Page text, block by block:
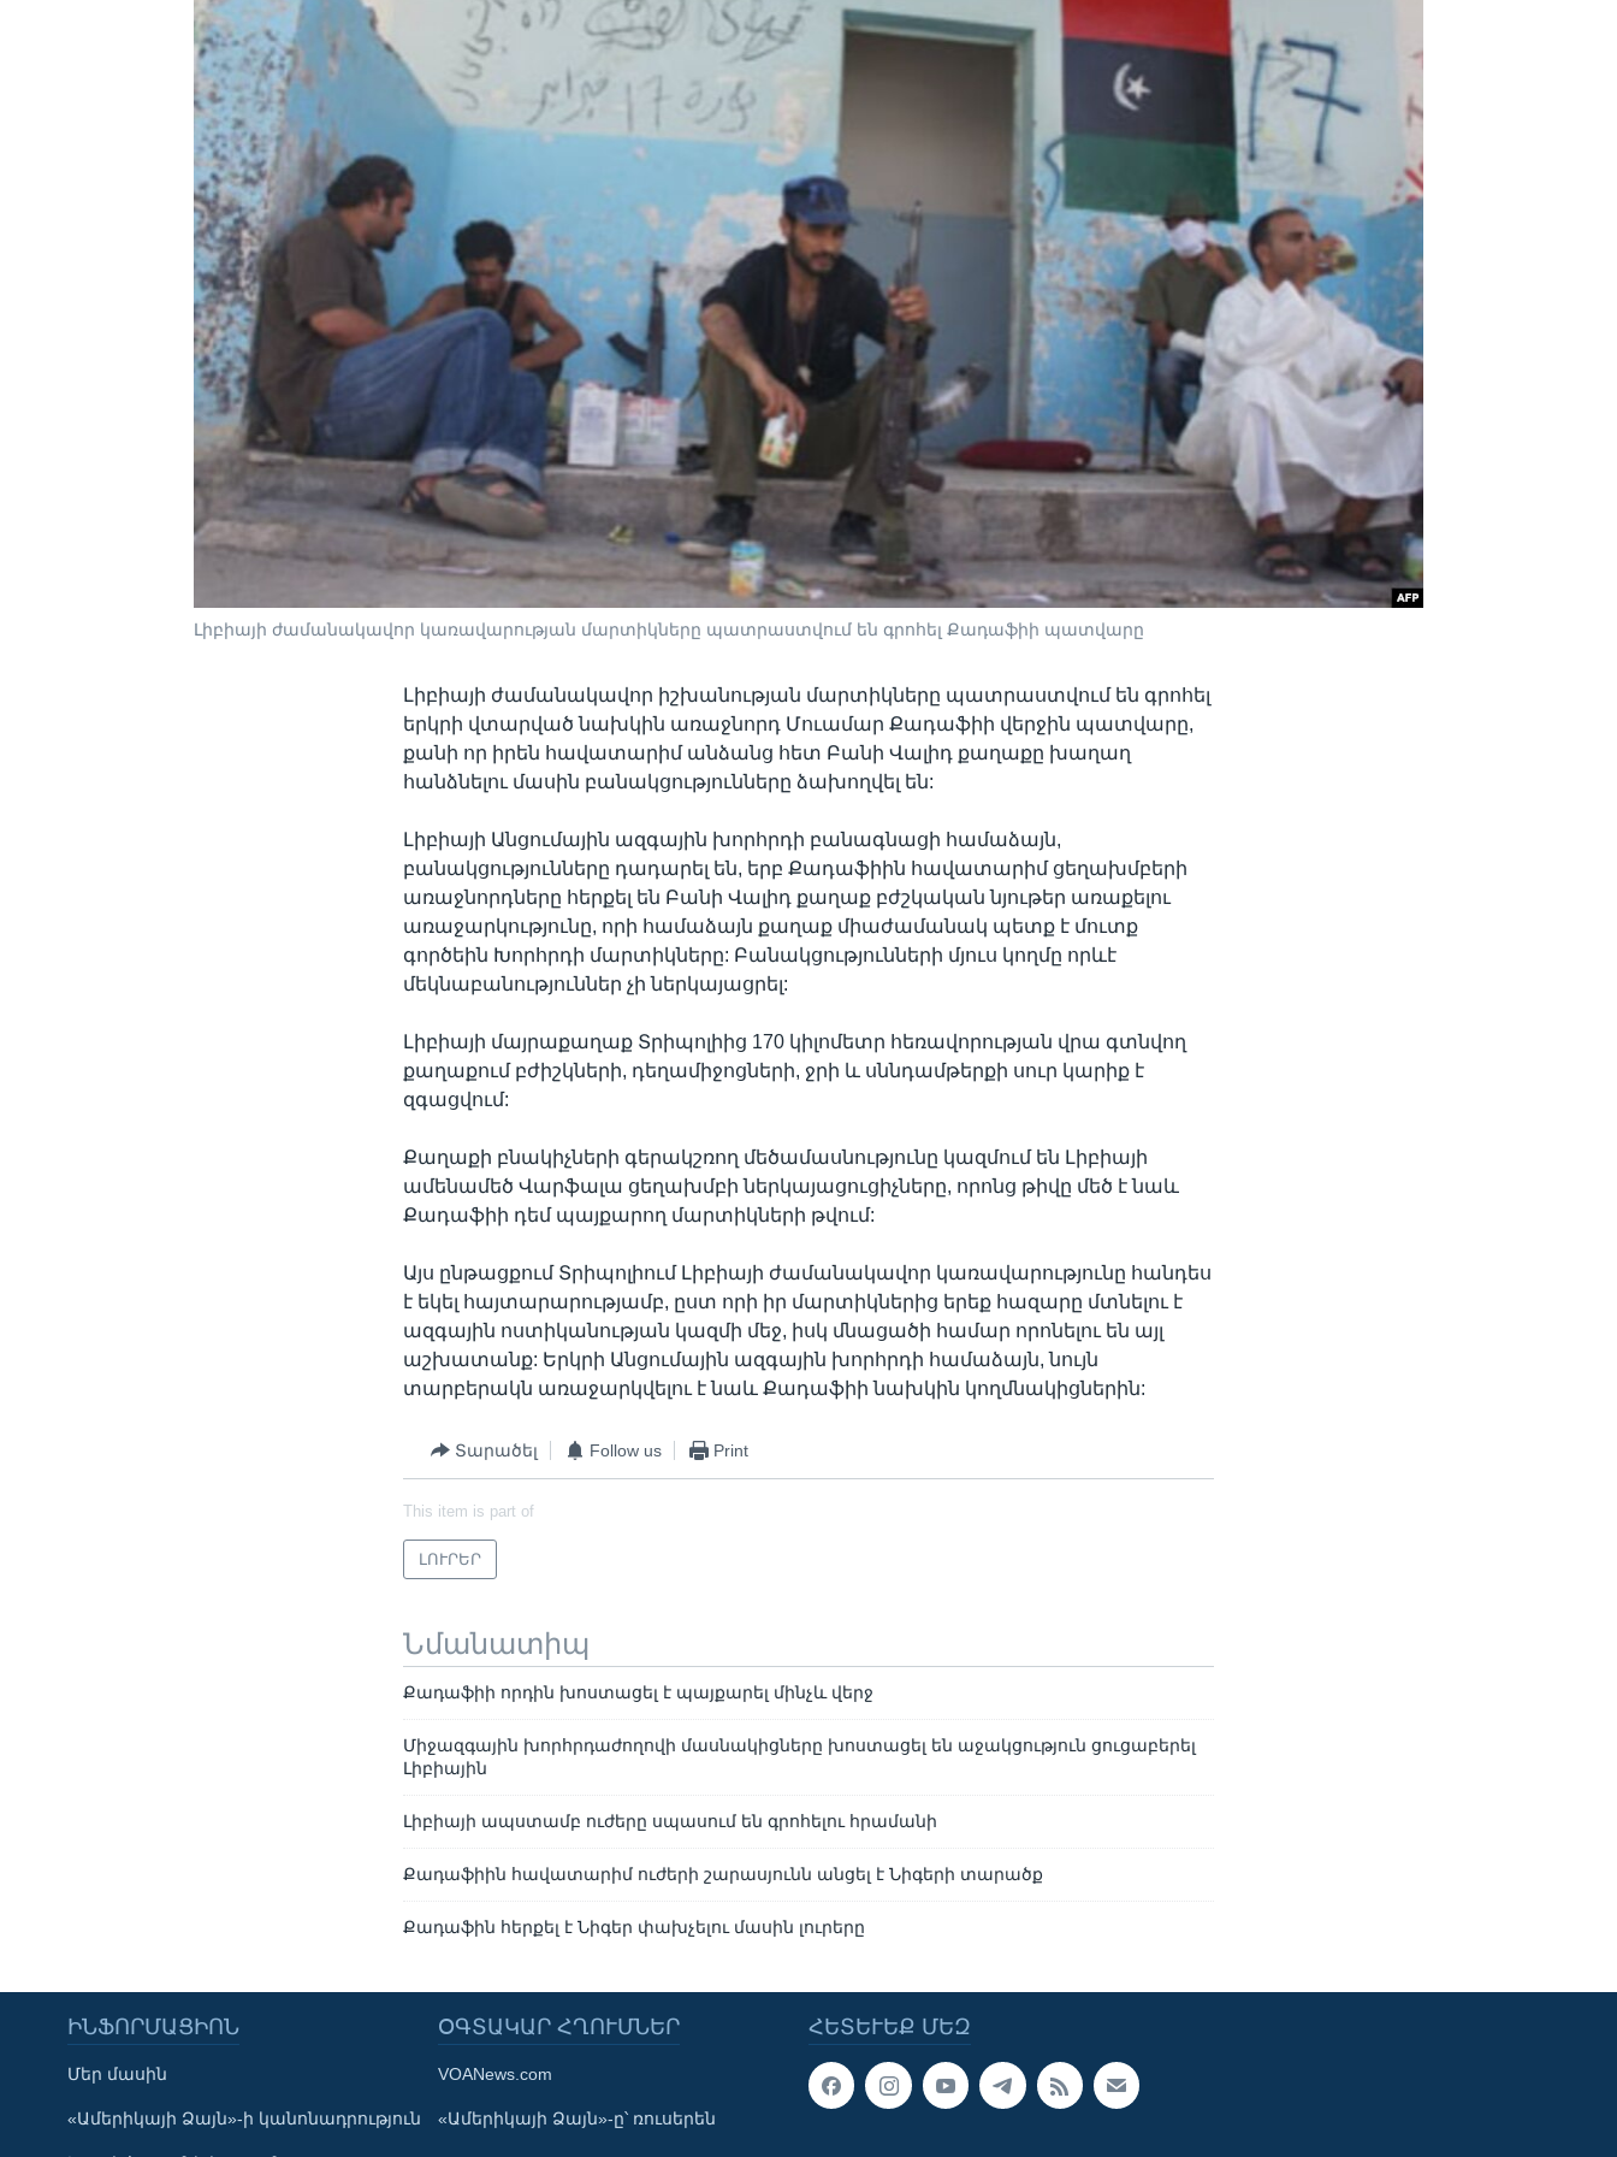
Learning English
Լիբիայի ժամանակավոր կառավարության մարտիկները պատրաստվում են գրոհել Քադաֆիի պատվարը
Լիբիայի ժամանակավոր իշխանության մարտիկները պատրաստվում են գրոհել
երկրի վտարված նախկին առաջնորդ Մուամար Քադաֆիի վերջին պատվարը,
քանի որ իրեն հավատարիմ անձանց հետ Բանի Վալիդ քաղաքը խաղաղ
հանձնելու մասին բանակցությունները ձախողվել են:
Լիբիայի Անցումային ազգային խորհրդի բանագնացի համաձայն,
բանակցությունները դադարել են, երբ Քադաֆիին հավատարիմ ցեղախմբերի
առաջնորդները հերքել են Բանի Վալիդ քաղաք բժշկական նյութեր առաքելու
առաջարկությունը, որի համաձայն քաղաք միաժամանակ պետք է մուտք
գործեին Խորհրդի մարտիկները: Բանակցությունների մյուս կողմը որևէ
մեկնաբանություններ չի ներկայացրել:
Լիբիայի մայրաքաղաք Տրիպոլիից 170 կիլոմետր հեռավորության վրա գտնվող
քաղաքում բժիշկների, դեղամիջոցների, ջրի և սննդամթերքի սուր կարիք է
զգացվում:
Քաղաքի բնակիչների գերակշռող մեծամասնությունը կազմում են Լիբիայի
ամենամեծ Վարֆալա ցեղախմբի ներկայացուցիչները, որոնց թիվը մեծ է նաև
Քադաֆիի դեմ պայքարող մարտիկների թվում:
Այս ընթացքում Տրիպոլիում Լիբիայի ժամանակավոր կառավարությունը հանդես
է եկել հայտարարությամբ, ըստ որի իր մարտիկներից երեք հազարը մտնելու է
ազգային ոստիկանության կազմի մեջ, իսկ մնացածի համար որոնելու են այլ
աշխատանք: Երկրի Անցումային ազգային խորհրդի համաձայն, նույն
տարբերակն առաջարկվելու է նաև Քադաֆիի նախկին կողմնակիցներին:
Տարածել Follow us Print
This item is part of
ԼՈՒՐԵՐ
Նմանատիպ
Քադաֆիի որդին խոստացել է պայքարել մինչև վերջ
Միջազգային խորհրդաժողովի մասնակիցները խոստացել են աջակցություն ցուցաբերել
Լիբիային
Լիբիայի ապստամբ ուժերը սպասում են գրոհելու հրամանի
Քադաֆիին հավատարիմ ուժերի շարասյունն անցել է Նիգերի տարածք
Քադաֆին հերքել է Նիգեր փախչելու մասին լուրերը
ՀԵՏԵՒԵՔ ՄԵԶ
ԻՆՖՈՐՄԱՑԻՈՆ
Մեր մասին
«Ամերիկայի Ձայն»-ի կանոնադրություն
ՕԳՏԱԿԱՐ ՀՂՈՒՄՆԵՐ
VOANews.com
«Ամերիկայի Ձայն»-ը՝ ռուսերեն